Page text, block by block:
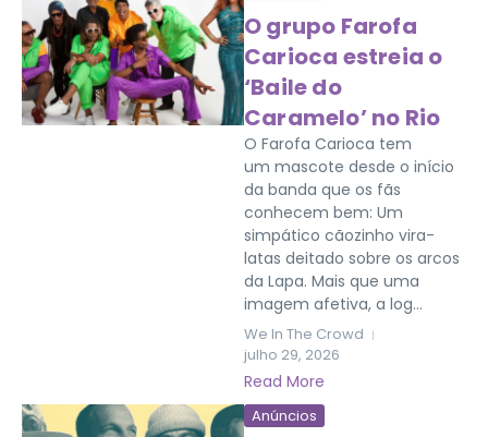
O grupo Farofa
Carioca estreia o
‘Baile do
Caramelo’ no Rio
O Farofa Carioca tem
um mascote desde o início
da banda que os fãs
conhecem bem: Um
simpático cãozinho vira-
latas deitado sobre os arcos
da Lapa. Mais que uma
imagem afetiva, a log...
We In The Crowd
julho 29, 2026
Read More
Anúncios